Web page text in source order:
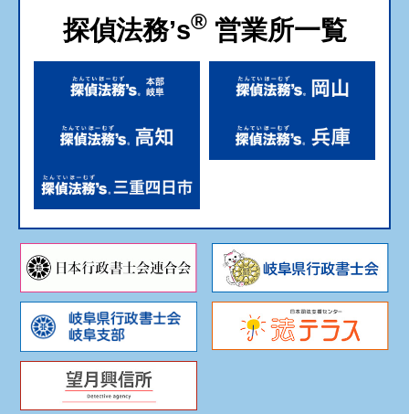
探偵法務’s®営業所一覧